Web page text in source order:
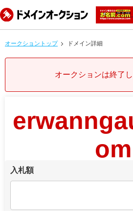
オークショントップ ドメイン詳細
オークションは終了し
om
入札額